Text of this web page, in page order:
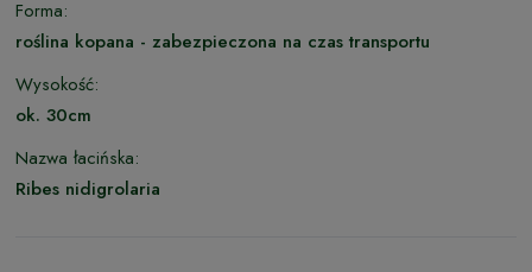
Forma:
roślina kopana - zabezpieczona na czas transportu
Wysokość:
ok. 30cm
Nazwa łacińska:
Ribes nidigrolaria